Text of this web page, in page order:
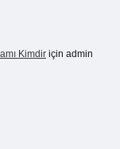
Kimdir için admin